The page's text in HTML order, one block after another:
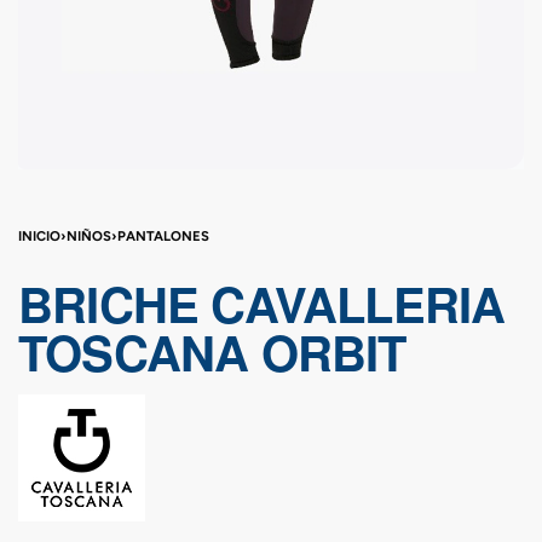
INICIO›NIÑOS›PANTALONES
BRICHE CAVALLERIA
TOSCANA ORBIT